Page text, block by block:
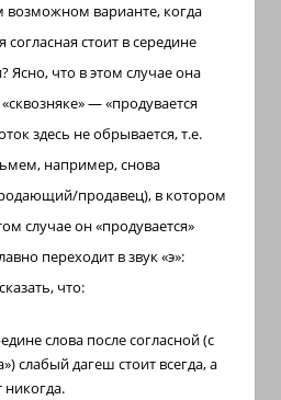
возможном варианте, когда
стоит в середине
Ясно, что в этом случае она
— «продувается
здесь не обрывается, т.е.
например, снова
продавец), в котором
случае он «продувается»
переходит в звук «э»:
что:
слова после согласной (с
слабый дагеш стоит всегда, а
никогда.